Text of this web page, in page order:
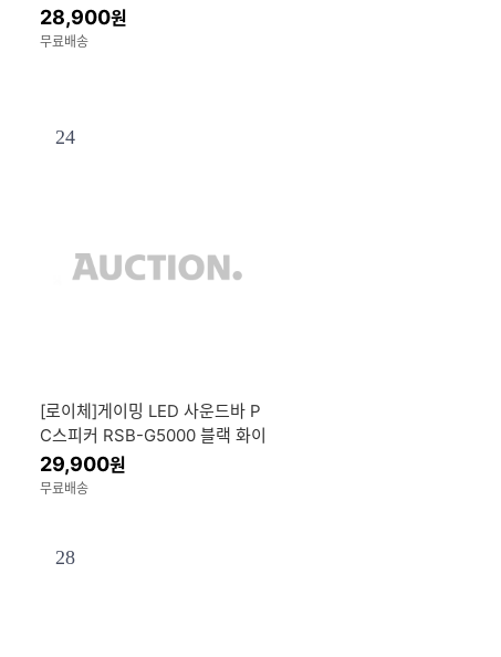
클래식디자인
28,900원
무료배송
24
[로이체]게이밍 LED 사운드바 P
C스피커 RSB-G5000 블랙 화이
트
29,900원
무료배송
28